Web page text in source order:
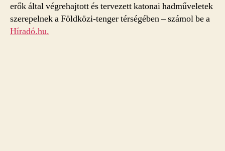
erők által végrehajtott és tervezett katonai hadműveletek
szerepelnek a Földközi-tenger térségében – számol be a
Híradó.hu.